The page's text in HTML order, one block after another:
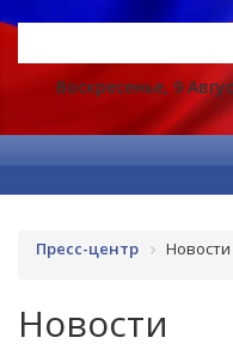
Воскресенье, 9
Пресс-центр Новости
Новости